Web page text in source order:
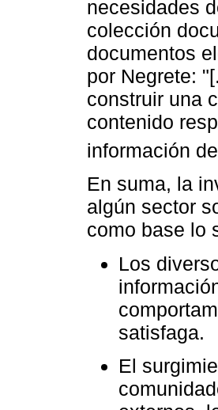
necesidades
colección
documentos
por Negrete:
construir una
contenido
información
En suma, la
algún sector
como base lo
Los
satisfaga.
El